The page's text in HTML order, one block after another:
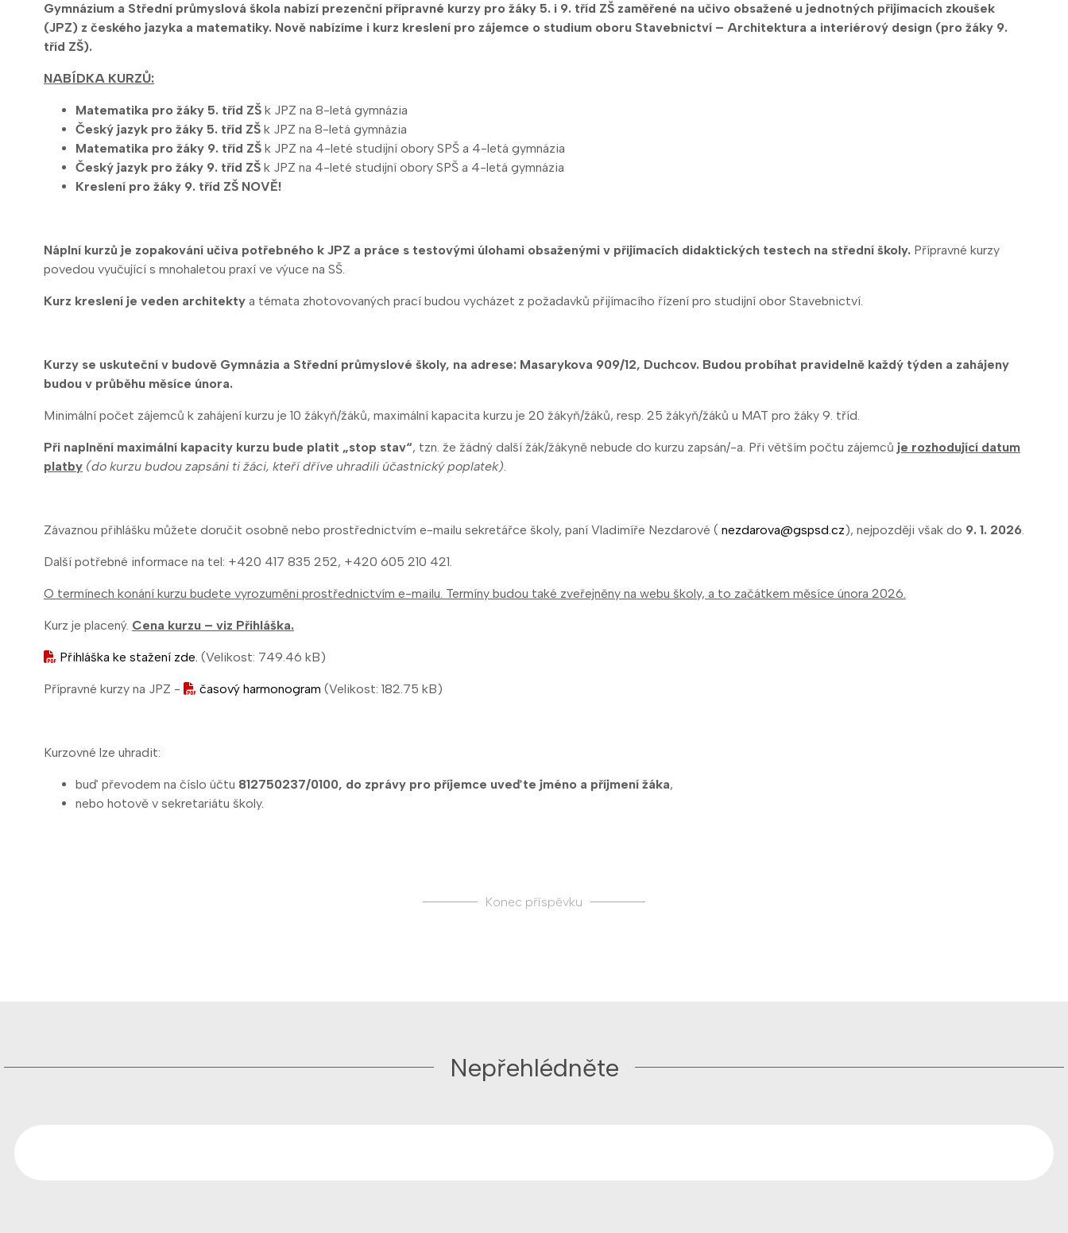
Gymnázium a Střední průmyslová škola nabízí prezenční přípravné kurzy pro žáky 5. i 9. tříd ZŠ zaměřené na učivo obsažené u jednotných přijímacích zkoušek
(JPZ) z českého jazyka a matematiky. Nově nabízíme i kurz kreslení pro zájemce o studium oboru Stavebnictví – Architektura a interiérový design (pro žáky 9.
tříd ZŠ).
NABÍDKA KURZŮ:
Matematika pro žáky 5. tříd ZŠ k JPZ na 8-letá gymnázia
Český jazyk pro žáky 5. tříd ZŠ k JPZ na 8-letá gymnázia
Matematika pro žáky 9. tříd ZŠ k JPZ na 4-leté studijní obory SPŠ a 4-letá gymnázia
Český jazyk pro žáky 9. tříd ZŠ k JPZ na 4-leté studijní obory SPŠ a 4-letá gymnázia
Kreslení pro žáky 9. tříd ZŠ NOVĚ!
Náplní kurzů je zopakování učiva potřebného k JPZ a práce s testovými úlohami obsaženými v přijímacích didaktických testech na střední školy. Přípravné kurzy
povedou vyučující s mnohaletou praxí ve výuce na SŠ.
Kurz kreslení je veden architekty a témata zhotovovaných prací budou vycházet z požadavků přijímacího řízení pro studijní obor Stavebnictví.
Kurzy se uskuteční v budově Gymnázia a Střední průmyslové školy, na adrese: Masarykova 909/12, Duchcov. Budou probíhat pravidelně každý týden a zahájeny
budou v průběhu měsíce února.
Minimální počet zájemců k zahájení kurzu je 10 žákyň/žáků, maximální kapacita kurzu je 20 žákyň/žáků, resp. 25 žákyň/žáků u MAT pro žáky 9. tříd.
Při naplnění maximální kapacity kurzu bude platit „stop stav“, tzn. že žádný další žák/žákyně nebude do kurzu zapsán/-a. Při větším počtu zájemců je rozhodující datum
platby (do kurzu budou zapsáni ti žáci, kteří dříve uhradili účastnický poplatek).
Závaznou přihlášku můžete doručit osobně nebo prostřednictvím e-mailu sekretářce školy, paní Vladimíře Nezdarové ( nezdarova@gspsd.cz), nejpozději však do 9. 1. 2026.
Další potřebné informace na tel: +420 417 835 252, +420 605 210 421.
O termínech konání kurzu budete vyrozuměni prostřednictvím e-mailu. Termíny budou také zveřejněny na webu školy, a to začátkem měsíce února 2026.
Kurz je placený. Cena kurzu – viz Přihláška.
Přihláška ke stažení zde. (Velikost: 749.46 kB)
Přípravné kurzy na JPZ - časový harmonogram (Velikost: 182.75 kB)
Kurzovné lze uhradit:
buď převodem na číslo účtu 812750237/0100, do zprávy pro příjemce uveďte jméno a příjmení žáka,
nebo hotově v sekretariátu školy.
Konec příspěvku
Nepřehlédněte